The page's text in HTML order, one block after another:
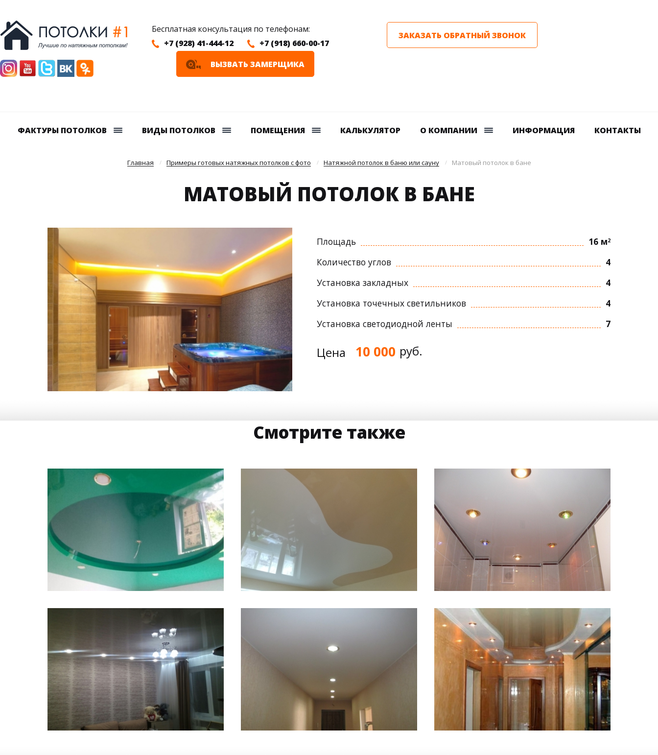
Бесплатная консультация по телефонам:
+7 (928) 41-444-12
+7 (918) 660-00-17
ЗАКАЗАТЬ ОБРАТНЫЙ ЗВОНОК
ВЫЗВАТЬ ЗАМЕРЩИКА
ФАКТУРЫ ПОТОЛКОВ ВИДЫ ПОТОЛКОВ ПОМЕЩЕНИЯ КАЛЬКУЛЯТОР О КОМПАНИИ ИНФОРМАЦИЯ КОНТАКТЫ
Главная Примеры готовых натяжных потолков с фото Натяжной потолок в баню или сауну Матовый потолок в бане
МАТОВЫЙ ПОТОЛОК В БАНЕ
Площадь 16 м2
Количество углов
4
Установка закладных
4
Установка точечных светильников
4
Установка светодиодной ленты
7
Цена 10 000 руб.
Смотрите также
Площадь 13 м 16 500 руб. Площадь 18.5 м Стоимость 17 225 руб.
Площадь 8 м2 Стоимость 5 500 руб.
Площадь 17 м Стоимость 11 450 руб.
8 м Стоимость 4 500 руб. Площадь Стоимость 18 700 руб.